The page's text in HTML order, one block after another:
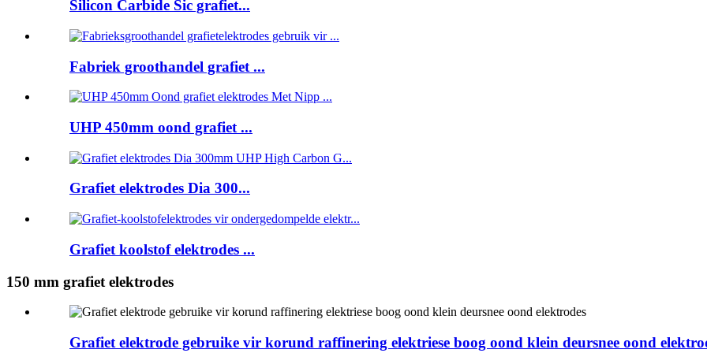
Silicon Carbide Sic grafiet...
Fabriek groothandel grafiet ...
UHP 450mm oond grafiet ...
Grafiet elektrodes Dia 300...
Grafiet koolstof elektrodes ...
150 mm grafiet elektrodes
Grafiet elektrode gebruike vir korund raffinering elektriese boog oond klein deursnee oond